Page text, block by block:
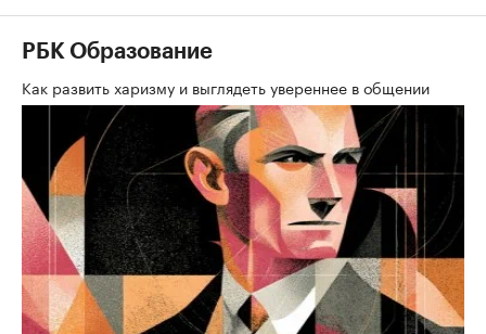
РБК Образование
Как развить харизму и выглядеть увереннее в общении